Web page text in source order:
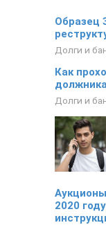
Образец
Долги и
Как
Долги и
2020